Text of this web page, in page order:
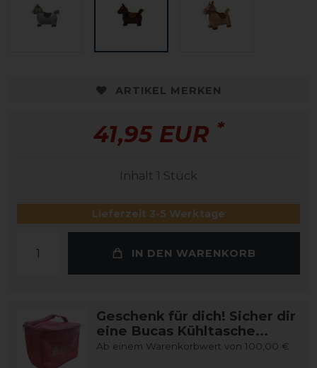
ARTIKEL MERKEN
41,95 EUR *
Inhalt 1 Stück
Lieferzeit 3-5 Werktage
IN DEN WARENKORB
Geschenk für dich! Sicher dir
eine Bucas Kühltasche...
Ab einem Warenkorbwert von 100,00 €